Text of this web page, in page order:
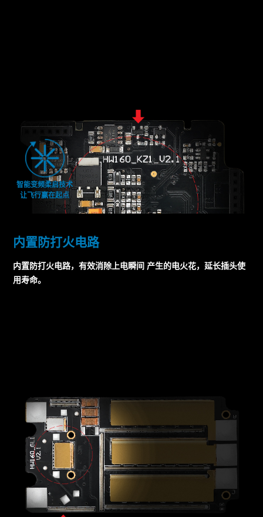
智能变频柔启技术
让飞行赢在起点
内置防打火电路
内置防打火电路，有效消除上电瞬间 产生的电火花，延长插头使
用寿命。